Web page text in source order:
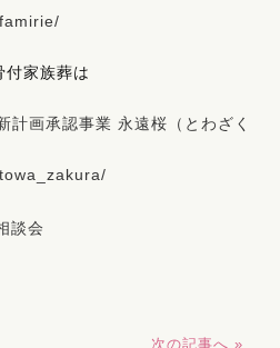
付家族葬は
計画承認事業 永遠桜（とわざく
談会
次の記事へ »